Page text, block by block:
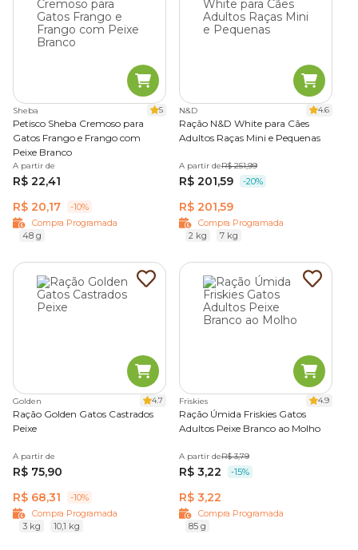
Sheba 5
Petisco Sheba Cremoso para
Gatos Frango e Frango com
Peixe Branco
A partir de
R$ 22,41
R$ 20,17
-10%
Compra Programada
48 g
N&D 4.6
Ração N&D White para Cães
Adultos Raças Mini e Pequenas
A partir deR$ 251,99
R$ 201,59 -20%
R$ 201,59
Compra Programada
2 kg
7 kg
Golden 4.7
Ração Golden Gatos Castrados
Peixe
A partir de
R$ 75,90
R$ 68,31
-10%
Compra Programada
3 kg
10,1 kg
Friskies 4.9
Ração Úmida Friskies Gatos
Adultos Peixe Branco ao Molho
A partir deR$ 3,79
R$ 3,22 -15%
R$ 3,22
Compra Programada
85 g